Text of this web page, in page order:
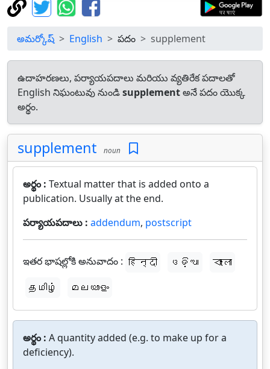
అమర్కోష్ English పదం supplement
ఉదాహరణలు, పర్యాయపదాలు మరియు వ్యతిరేక పదాలతో
English నిఘంటువు నుండిsupplementఅనే పదం యొక్క
అర్థం.
supplement noun
అర్థం : Textual matter that is added onto a
publication. Usually at the end.
పర్యాయపదాలు : addendum, postscript
ఇతర భాషల్లోకి అనువాదం : हिन्दी ଓଡ଼ିଆ
বাংলা
தமிழ்
മലയാളം
అర్థం : A quantity added (e.g. to make up for a
deficiency).